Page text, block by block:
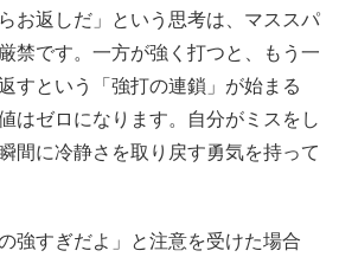
お返しだ」という思考は、マススパ
禁です。一方が強く打つと、もう一
すという「強打の連鎖」が始まる
はゼロになります。自分がミスをし
間に冷静さを取り戻す勇気を持って
強すぎだよ」と注意を受けた場合